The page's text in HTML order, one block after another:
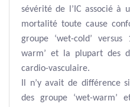
sévérité de l’IC associé à
mortalité toute cause
groupe ‘wet-cold’
warm’ et la plupart des
cardio-vasculaire.
Il n’y avait de différence
des groupe ‘wet-warm’